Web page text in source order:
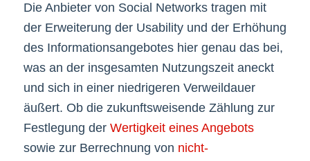
Die Anbieter von Social Networks tragen mit
der Erweiterung der Usability und der Erhöhung
des Informationsangebotes hier genau das bei,
was an der insgesamten Nutzungszeit aneckt
und sich in einer niedrigeren Verweildauer
äußert. Ob die zukunftsweisende Zählung zur
Festlegung der Wertigkeit eines Angebots
sowie zur Berrechnung von nicht-